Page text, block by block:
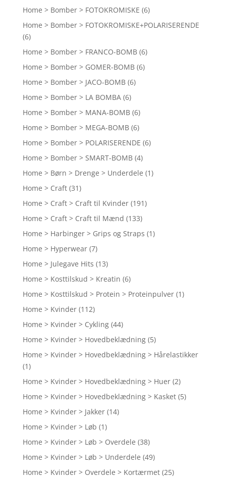
Home > Bomber > FOTOKROMISKE (6)
Home > Bomber > FOTOKROMISKE+POLARISERENDE
(6)
Home > Bomber > FRANCO-BOMB (6)
Home > Bomber > GOMER-BOMB (6)
Home > Bomber > JACO-BOMB (6)
Home > Bomber > LA BOMBA (6)
Home > Bomber > MANA-BOMB (6)
Home > Bomber > MEGA-BOMB (6)
Home > Bomber > POLARISERENDE (6)
Home > Bomber > SMART-BOMB (4)
Home > Børn > Drenge > Underdele (1)
Home > Craft (31)
Home > Craft > Craft til Kvinder (191)
Home > Craft > Craft til Mænd (133)
Home > Harbinger > Grips og Straps (1)
Home > Hyperwear (7)
Home > Julegave Hits (13)
Home > Kosttilskud > Kreatin (6)
Home > Kosttilskud > Protein > Proteinpulver (1)
Home > Kvinder (112)
Home > Kvinder > Cykling (44)
Home > Kvinder > Hovedbeklædning (5)
Home > Kvinder > Hovedbeklædning > Hårelastikker
(1)
Home > Kvinder > Hovedbeklædning > Huer (2)
Home > Kvinder > Hovedbeklædning > Kasket (5)
Home > Kvinder > Jakker (14)
Home > Kvinder > Løb (1)
Home > Kvinder > Løb > Overdele (38)
Home > Kvinder > Løb > Underdele (49)
Home > Kvinder > Overdele > Kortærmet (25)